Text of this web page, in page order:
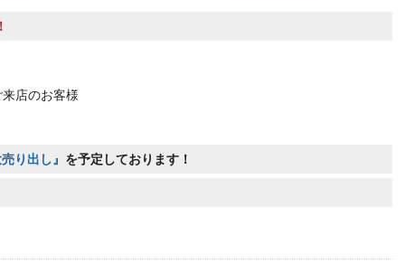
店のお客様
り出し』 を予定しております！